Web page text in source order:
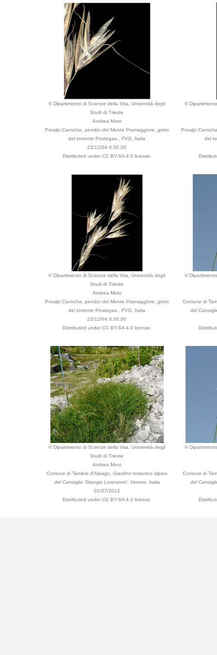
© Dipartimento di Scienze della Vita, Università degli
Studi di Trieste
Andrea Moro
Prealpi Carniche, pendici del Monte Pramaggiore, greto
del torrente Postegae., FVG, Italia
23/12/04 0.00.00
Distributed under CC BY-SA 4.0 license.
©
Prealpi
del
© Dipartimento di Scienze della Vita, Università degli
Studi di Trieste
Andrea Moro
Prealpi Carniche, pendici del Monte Pramaggiore, greto
del torrente Postegae., FVG, Italia
23/12/04 0.00.00
Distributed under CC BY-SA 4.0 license.
©
Comune di
del
© Dipartimento di Scienze della Vita, Università degli
Studi di Trieste
Andrea Moro
Comune di Tambre d'Alpago, Giardino botanico alpino
del Cansiglio 'Giangio Lorenzoni', Veneto, Italia
01/07/2012
Distributed under CC BY-SA 4.0 license.
©
Comune di
del